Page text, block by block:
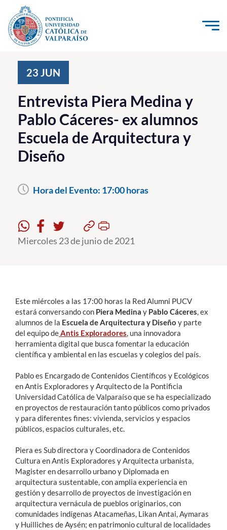
Click acá para ir directamente al contenido
Investigación, Creación e Innovación
PUCV Internacional
Vinculación con el Medio
Admisión
Pregrado
Formación Continua
Alumni
English
23 JUN
Entrevista Piera Medina y
Pablo Cáceres- ex alumnos
Escuela de Arquitectura y
Diseño
Hora del Evento: 17:00 horas
Miercoles 23 de junio de 2021
Este miércoles a las 17:00 horas la Red Alumni PUCV
estará conversando con Piera Medina y Pablo Cáceres, ex
alumnos de la Escuela de Arquitectura y Diseño y parte
del equipo deAntis Exploradores, una innovadora
herramienta digital que busca fomentar la educación
científica y ambiental en las escuelas y colegios del país.
Pablo es Encargado de Contenidos Científicos y Ecológicos
en Antis Exploradores y Arquitecto de la Pontificia
Universidad Católica de Valparaíso que se ha especializado
en proyectos de restauración tanto públicos como privados
y para diferentes fines: vivienda, servicios y espacios
públicos, espacios culturales, etc.
Piera es Sub directora y Coordinadora de Contenidos
Cultura en Antis Exploradores y Arquitecta urbanista,
Magister en desarrollo urbano y Diplomada en
arquitectura sustentable, con amplia experiencia en
gestión y desarrollo de proyectos de investigación en
arquitectura vernácula de pueblos originarios, con
comunidades indígenas Atacameñas, Likan Antai, Aymaras
y Huilliches de Aysén; en patrimonio cultural de localidades